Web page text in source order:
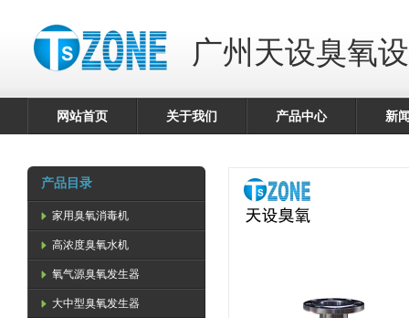
广州天设臭氧
网站首页 关于我们 产品中心 新
产品目录
家用臭氧消毒机
高浓度臭氧水机
氧气源臭氧发生器
大中型臭氧发生器